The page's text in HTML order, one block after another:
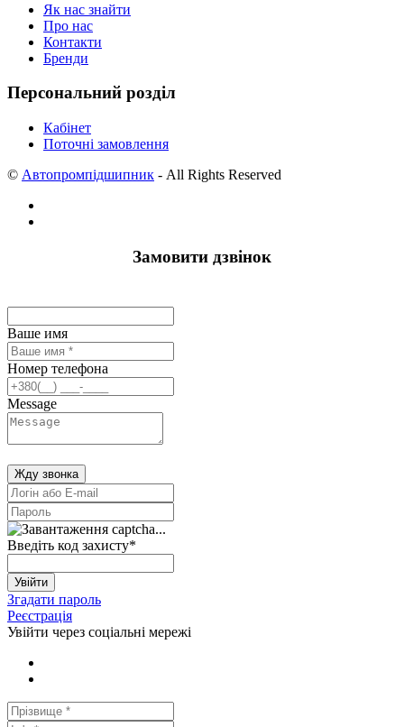
Як нас знайти
Про нас
Контакти
Бренди
Персональний розділ
Кабінет
Поточні замовлення
© Автопромпідшипник - All Rights Reserved
Замовити дзвінок
Ваше имя
Номер телефона
Message
Жду звонка
Введіть код захисту*
Увійти
Згадати пароль
Реєстрація
Увійти через соціальні мережі